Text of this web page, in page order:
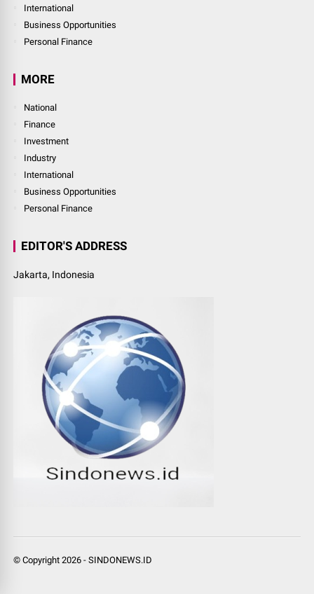
International
Business Opportunities
Personal Finance
MORE
National
Finance
Investment
Industry
International
Business Opportunities
Personal Finance
EDITOR'S ADDRESS
Jakarta, Indonesia
© Copyright2026 -SINDONEWS.ID